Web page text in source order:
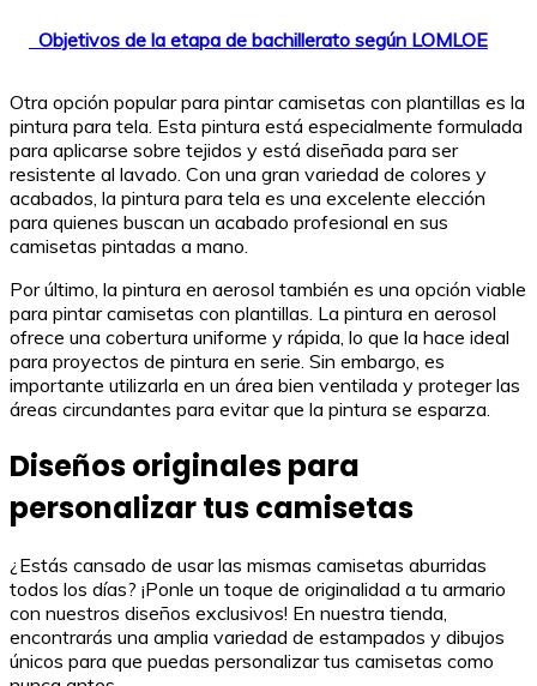
Objetivos de la etapa de bachillerato según LOMLOE
Otra opción popular para pintar camisetas con plantillas es la
pintura para tela. Esta pintura está especialmente formulada
para aplicarse sobre tejidos y está diseñada para ser
resistente al lavado. Con una gran variedad de colores y
acabados, la pintura para tela es una excelente elección
para quienes buscan un acabado profesional en sus
camisetas pintadas a mano.
Por último, la pintura en aerosol también es una opción viable
para pintar camisetas con plantillas. La pintura en aerosol
ofrece una cobertura uniforme y rápida, lo que la hace ideal
para proyectos de pintura en serie. Sin embargo, es
importante utilizarla en un área bien ventilada y proteger las
áreas circundantes para evitar que la pintura se esparza.
Diseños originales para
personalizar tus camisetas
¿Estás cansado de usar las mismas camisetas aburridas
todos los días? ¡Ponle un toque de originalidad a tu armario
con nuestros diseños exclusivos! En nuestra tienda,
encontrarás una amplia variedad de estampados y dibujos
únicos para que puedas personalizar tus camisetas como